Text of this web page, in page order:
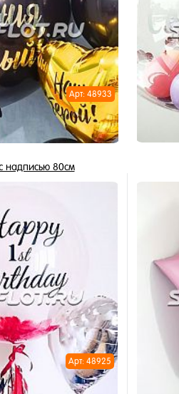
В
В
Арт: 48933
надписью 80см
₽
В
В
Арт: 48925